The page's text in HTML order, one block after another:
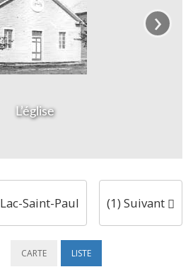
L’église
›
Lac-Saint-Paul (1) Suivant
CARTE LISTE